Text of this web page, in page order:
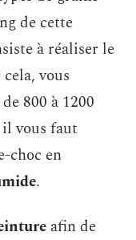
de cette
à réaliser le
vous
800 à 1200
vous faut
choc en
.
afin de